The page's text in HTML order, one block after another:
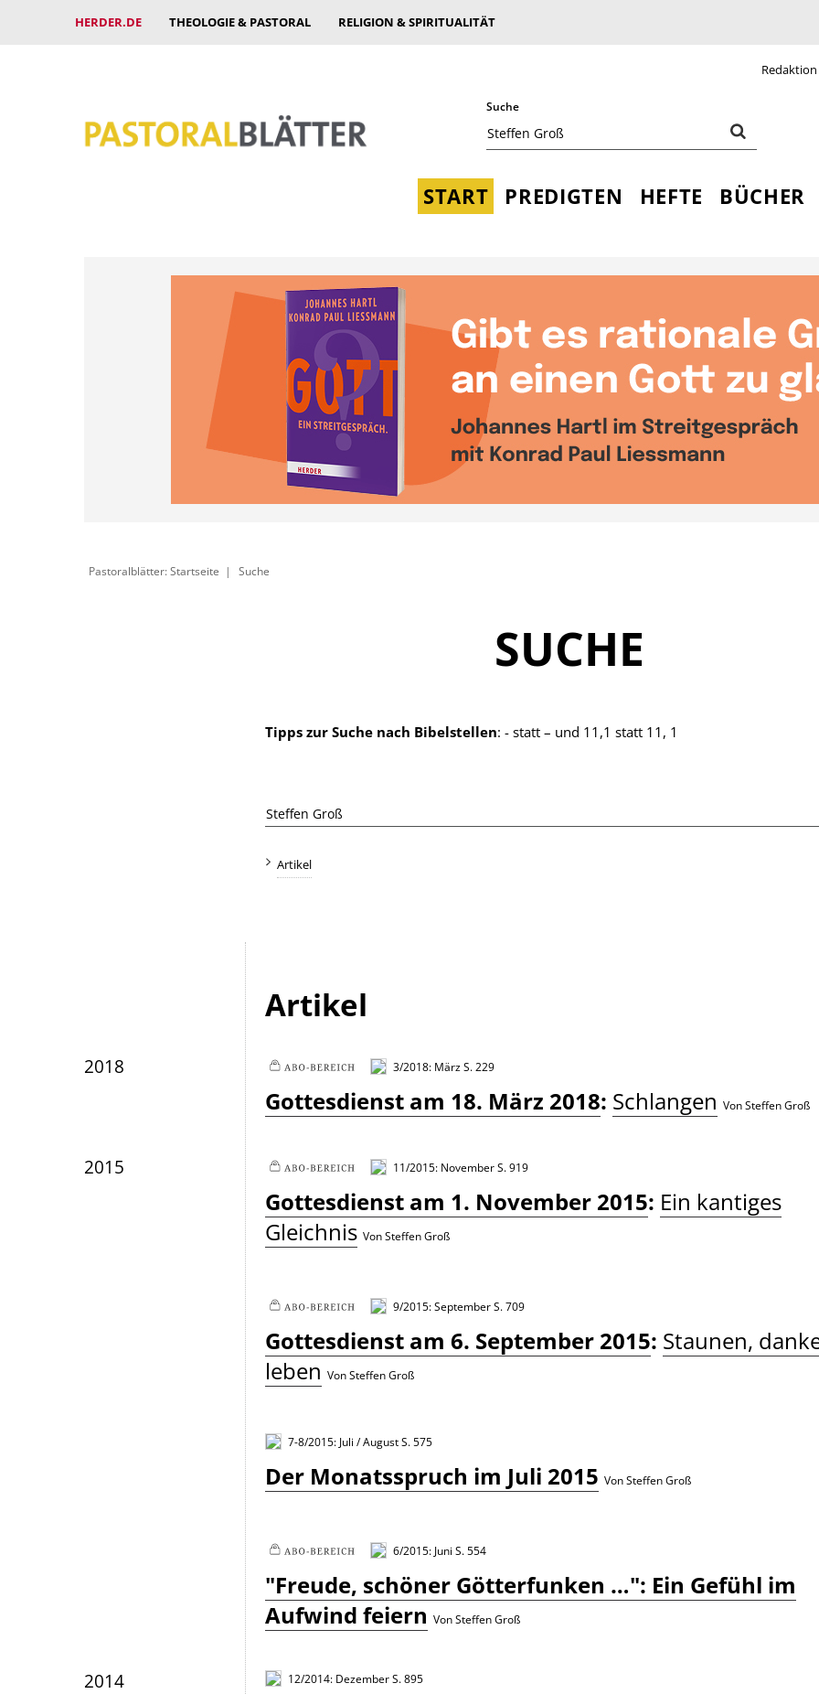
HERDER.DE THEOLOGIE & PASTORAL RELIGION & SPIRITUALITÄT
Redaktion
Suche
START PREDIGTEN HEFTE BÜCHER
Pastoralblätter: Startseite Suche
SUCHE
Tipps zur Suche nach Bibelstellen: - statt – und 11,1 statt 11, 1
Artikel
Artikel
2018 3/2018: März S. 229
Gottesdienst am 18. März 2018: Schlangen Von Steffen Groß
2015 11/2015: November S. 919
Gottesdienst am 1. November 2015: Ein kantiges
Gleichnis Von Steffen Groß
9/2015: September S. 709
Gottesdienst am 6. September 2015: Staunen,
leben Von Steffen Groß
7-8/2015: Juli / AugustS. 575
Der Monatsspruch im Juli 2015 Von Steffen Groß
6/2015: Juni S. 554
"Freude, schöner Götterfunken …": Ein Gefühl im
Aufwind feiern Von Steffen Groß
2014 12/2014: DezemberS. 895